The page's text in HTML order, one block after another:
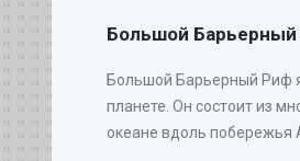
Большой
Большой Барьерный Риф
планете. Он состоит из
океане вдоль побережья